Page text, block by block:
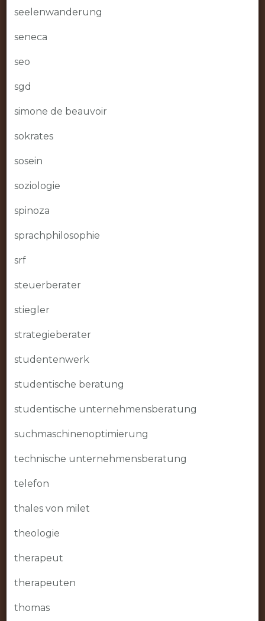
seelenwanderung
seneca
seo
sgd
simone de beauvoir
sokrates
sosein
soziologie
spinoza
sprachphilosophie
srf
steuerberater
stiegler
strategieberater
studentenwerk
studentische beratung
studentische unternehmensberatung
suchmaschinenoptimierung
technische unternehmensberatung
telefon
thales von milet
theologie
therapeut
therapeuten
thomas